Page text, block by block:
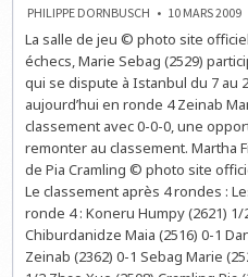
PHILIPPE DORNBUSCH 10 MARS 2009
La salle de jeu © photo site
échecs, Marie Sebag (2529)
qui se dispute à Istanbul du 7 au
aujourd’hui en ronde 4 Zeinab
classement avec 0-0-0, une
remonter au classement. Martha
de Pia Cramling © photo site
Le classement après 4 rondes :
ronde 4 : Koneru Humpy (2621) 1/
Chiburdanidze Maia (2516) 0-1
Zeinab (2362) 0-1 Sebag Marie